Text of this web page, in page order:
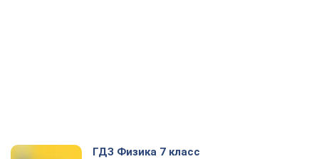
ГДЗ Физика 7 класс